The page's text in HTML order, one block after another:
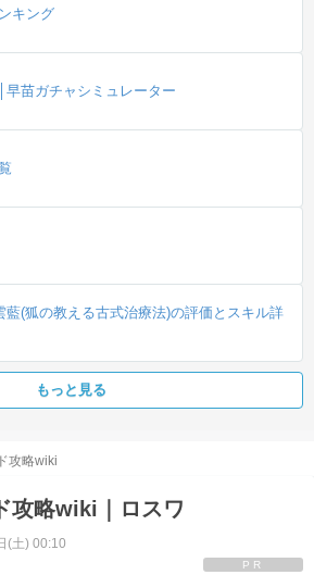
キング
早苗ガチャシミュレーター
藍(狐の教える古式治療法)の評価とスキル詳
もっと見る
攻略wiki
攻略wiki｜ロスワ
(土) 00:10
PR